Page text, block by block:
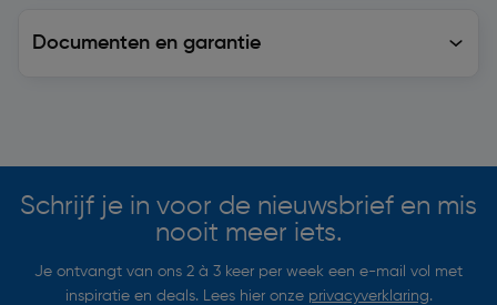
Documenten en garantie
Schrijf je in voor de nieuwsbrief en mis
nooit meer iets.
Je ontvangt van ons 2 à 3 keer per week een e-mail vol met
inspiratie en deals. Lees hier onze privacyverklaring.